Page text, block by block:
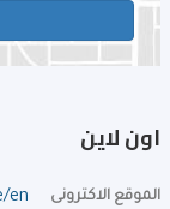
اون لاين
الموقع الاكترونى en